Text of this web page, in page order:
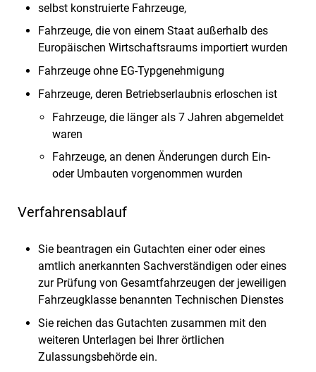
selbst konstruierte Fahrzeuge,
Fahrzeuge, die von einem Staat außerhalb des
Europäischen Wirtschaftsraums importiert wurden
Fahrzeuge ohne EG-Typgenehmigung
Fahrzeuge, deren Betriebserlaubnis erloschen ist
Fahrzeuge, die länger als 7 Jahren abgemeldet
waren
Fahrzeuge, an denen Änderungen durch Ein-
oder Umbauten vorgenommen wurden
Verfahrensablauf
Sie beantragen ein Gutachten einer oder eines
amtlich anerkannten Sachverständigen oder eines
zur Prüfung von Gesamtfahrzeugen der jeweiligen
Fahrzeugklasse benannten Technischen Dienstes
Sie reichen das Gutachten zusammen mit den
weiteren Unterlagen bei Ihrer örtlichen
Zulassungsbehörde ein.